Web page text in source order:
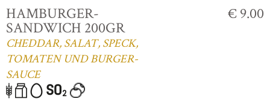
HAMBURGER-
SANDWICH 200GR
CHEDDAR, SALAT, SPECK,
TOMATEN UND BURGER-
SAUCE
€ 9.00